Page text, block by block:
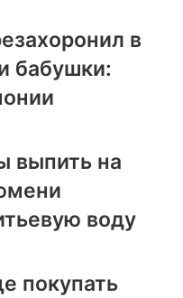
в
бабушки:
выпить на
воду
покупать